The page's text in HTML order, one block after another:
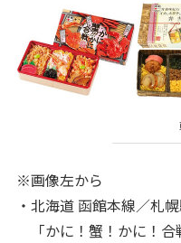
※画像左から
・北海道 函館本線／札
「かに！蟹！かに！合